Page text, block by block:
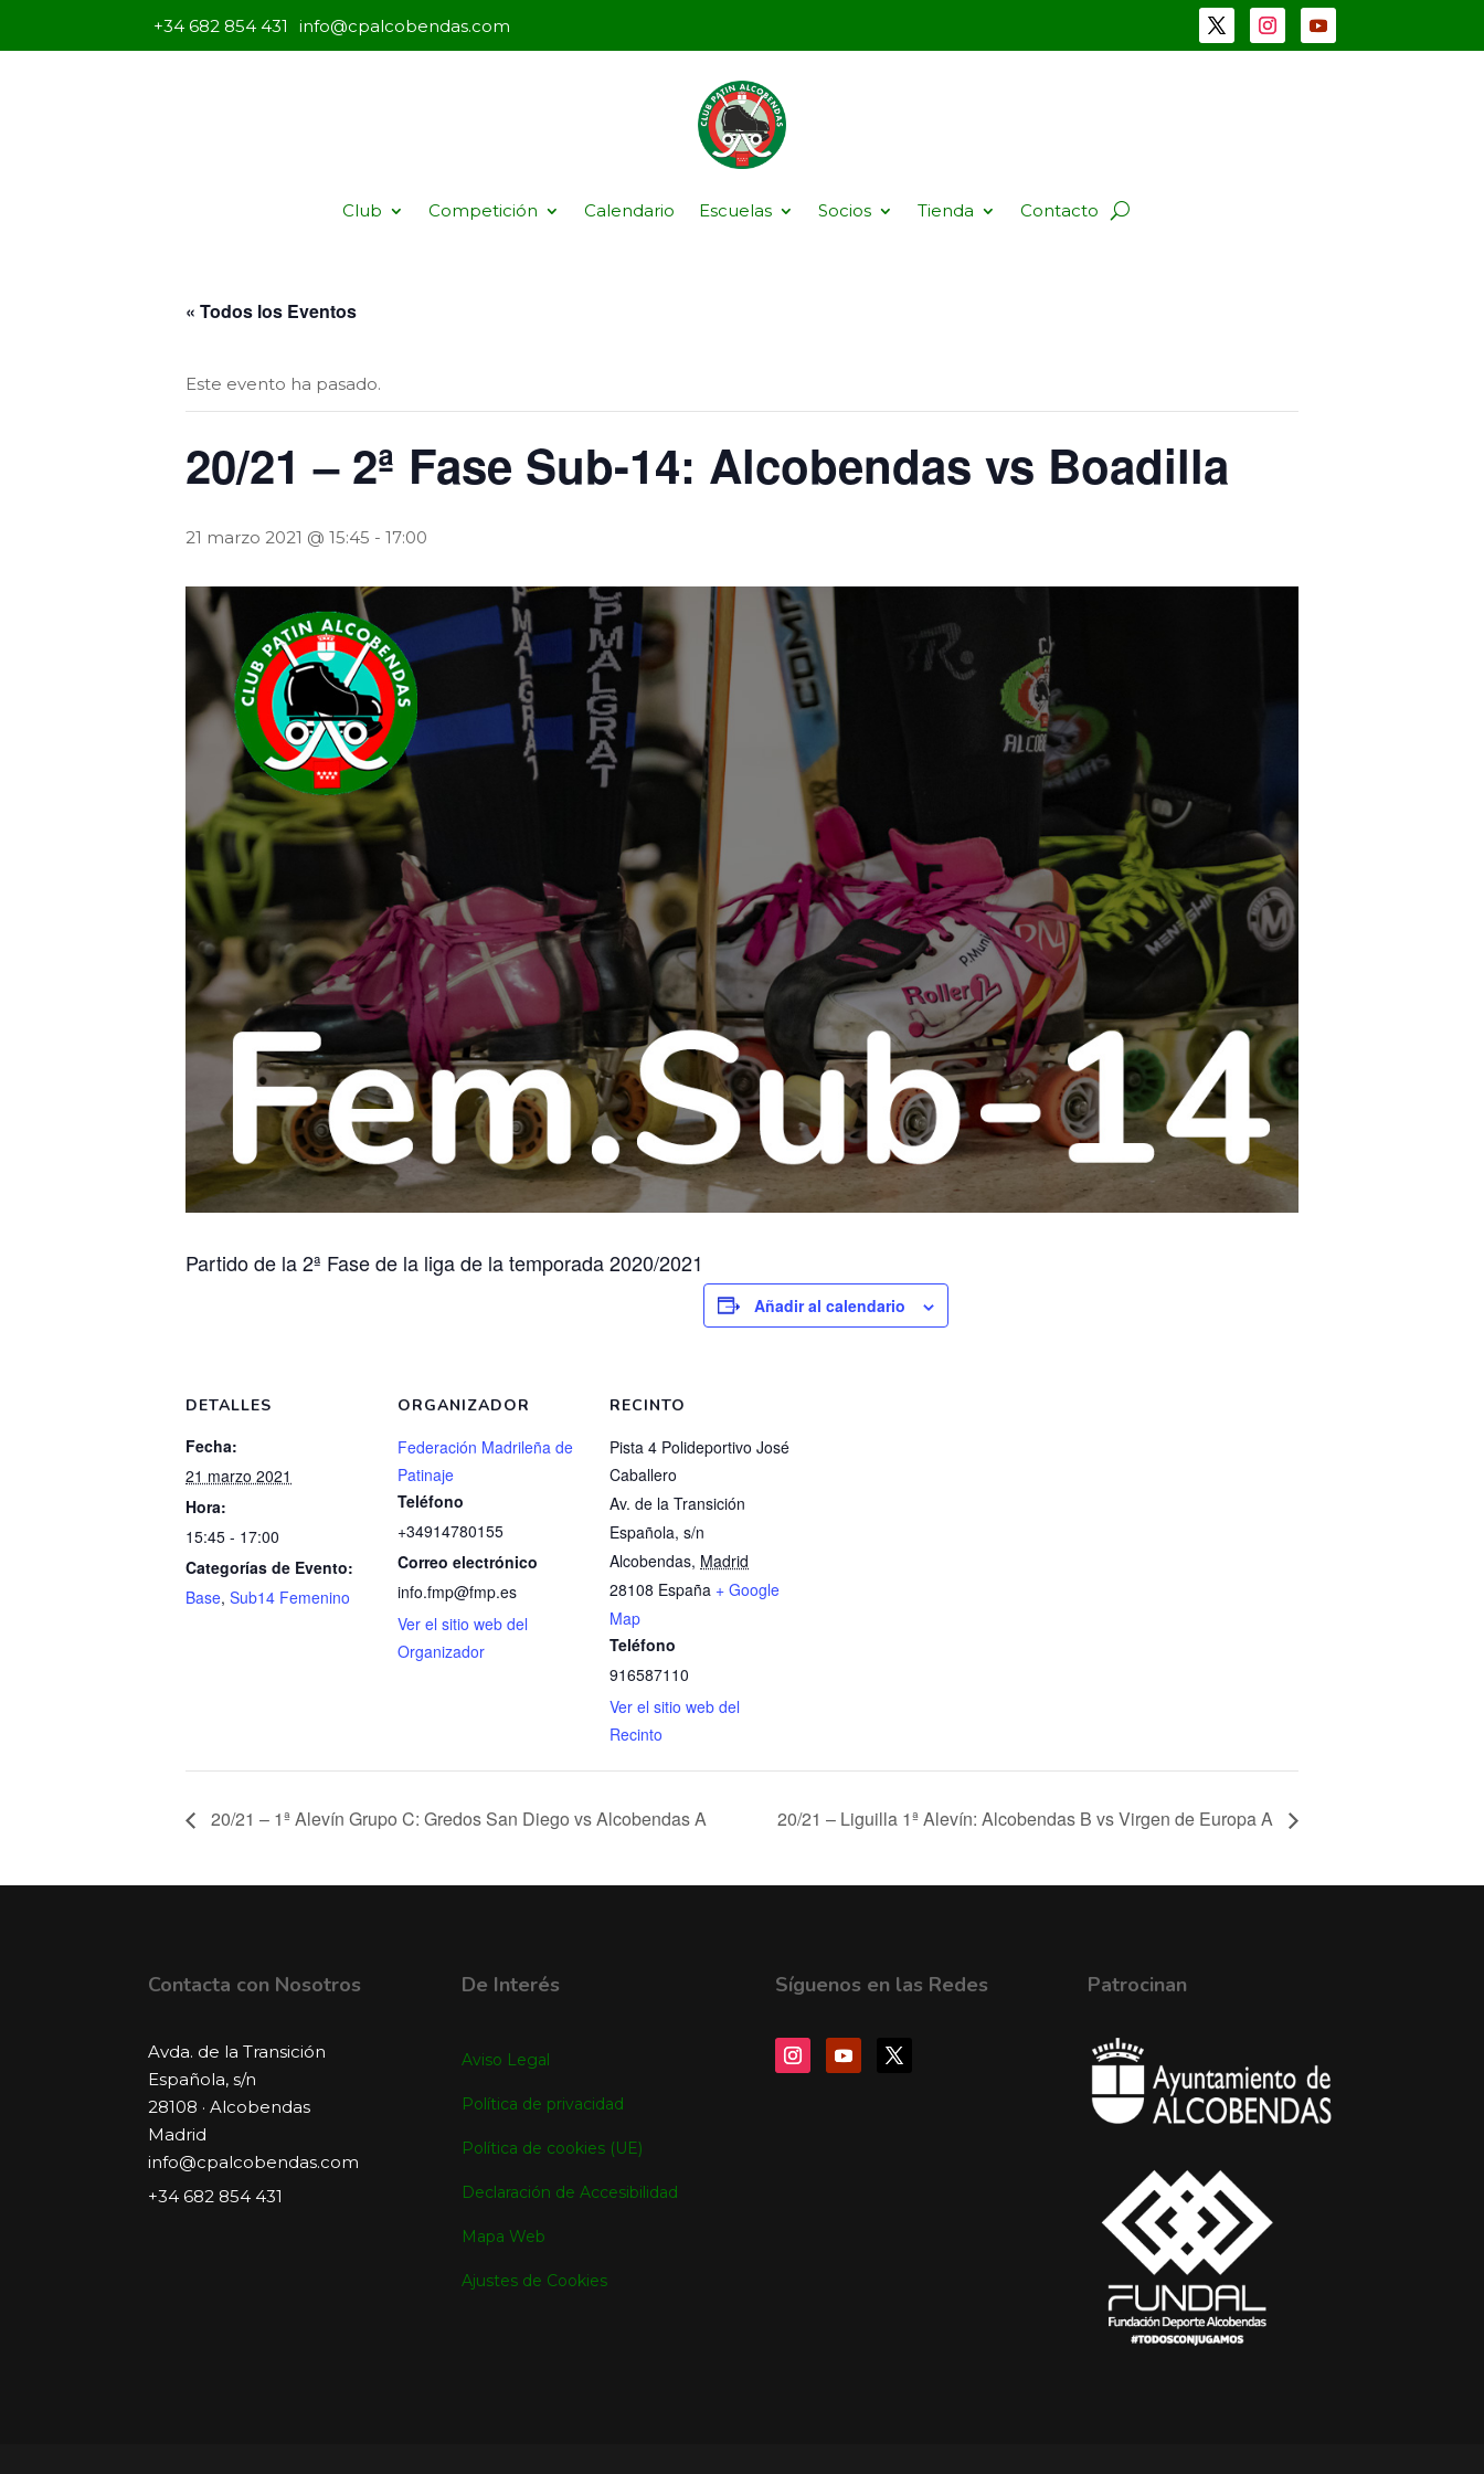
+34 682 854 431 info@cpalcobendas.com
Club Competición Calendario Escuelas Socios Tienda Contacto
« Todos los Eventos
Este evento ha pasado.
20/21 – 2ª Fase Sub-14: Alcobendas vs Boadilla
21 marzo 2021 @ 15:45 - 17:00
Partido de la 2ª Fase de la liga de la temporada 2020/2021
Añadir al calendario
DETALLES
Fecha:
21 marzo 2021
Hora:
15:45 - 17:00
Categorías de Evento:
Base, Sub14 Femenino
ORGANIZADOR
Federación Madrileña de
Patinaje
Teléfono
+34914780155
Correo electrónico
info.fmp@fmp.es
Ver el sitio web del
Organizador
RECINTO
Pista 4 Polideportivo José
Caballero
Av. de la Transición
Española, s/n
Alcobendas, Madrid
28108 España + Google
Map
Teléfono
916587110
Ver el sitio web del
Recinto
20/21 – 1ª Alevín Grupo C: Gredos San Diego vs Alcobendas A 20/21 – Liguilla 1ª Alevín: Alcobendas B vs Virgen de Europa A
Contacta con Nosotros
Avda. de la Transición
Española, s/n
28108 · Alcobendas
Madrid
info@cpalcobendas.com
+34 682 854 431
De Interés
Aviso Legal
Política de privacidad
Política de cookies (UE)
Declaración de Accesibilidad
Mapa Web
Ajustes de Cookies
Síguenos en las Redes Patrocinan